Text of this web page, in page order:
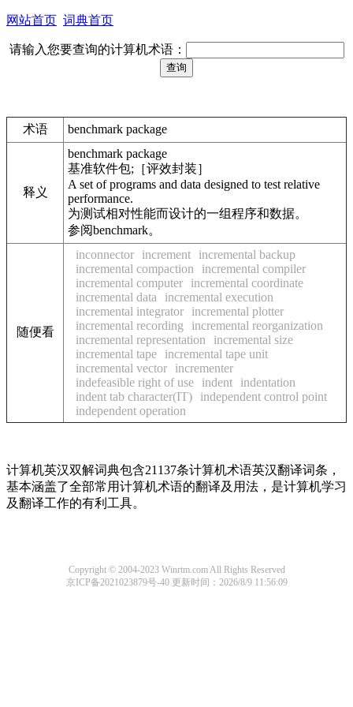
网站首页 词典首页
请输入您要查询的计算机术语：
术语 benchmark package
释义
benchmark package
基准软件包;［评效封装］
A set of programs and data designed to test relative
performance.
为测试相对性能而设计的一组程序和数据。
参阅benchmark。
随便看
inconnector increment
incremental backup
incremental compaction
incremental compiler
incremental computer
incremental coordinate
incremental data
incremental execution
incremental integrator
incremental plotter
incremental recording
incremental reorganization
incremental representation
incremental size
incremental tape
incremental tape unit
incremental vector
incrementer
indefeasible right of use
indent
indentation
indent tab character(IT)
independent control point
independent operation
计算机英汉双解词典包含21137条计算机术语英汉翻译词条，
基本涵盖了全部常用计算机术语的翻译及用法，是计算机学习
及翻译工作的有利工具。
Copyright © 2004-2023 Winrtm.com All Rights Reserved
京ICP备2021023879号-40 更新时间：2026/8/9 11:56:09